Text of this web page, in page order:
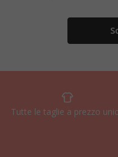
Tutte le taglie a prezzo